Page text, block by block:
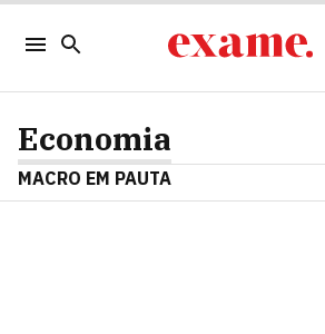
Economia
MACRO EM PAUTA